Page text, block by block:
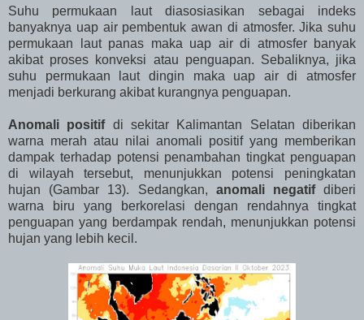
Suhu permukaan laut diasosiasikan sebagai indeks
banyaknya uap air pembentuk awan di atmosfer. Jika suhu
permukaan laut panas maka uap air di atmosfer banyak
akibat proses konveksi atau penguapan. Sebaliknya, jika
suhu permukaan laut dingin maka uap air di atmosfer
menjadi berkurang akibat kurangnya penguapan.
Anomali positif di sekitar Kalimantan Selatan diberikan
warna merah atau nilai anomali positif yang memberikan
dampak terhadap potensi penambahan tingkat penguapan
di wilayah tersebut, menunjukkan potensi peningkatan
hujan (Gambar 13). Sedangkan, anomali negatifdiberi
warna biru yang berkorelasi dengan rendahnya tingkat
penguapan yang berdampak rendah, menunjukkan potensi
hujan yang lebih kecil.